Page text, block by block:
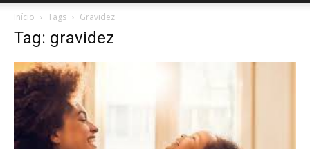
Início Tags Gravidez
Tag: gravidez